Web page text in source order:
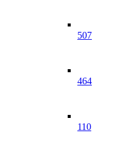
507
464
110